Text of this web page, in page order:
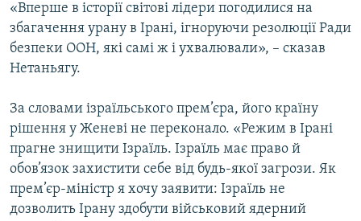
«Вперше в історії світові лідери погодилися на
збагачення урану в Ірані, ігноруючи резолюції Ради
безпеки ООН, які самі ж і ухвалювали», – сказав
Нетаньягу.
За словами ізраїльського прем’єра, його країну
рішення у Женеві не переконало. «Режим в Ірані
прагне знищити Ізраїль. Ізраїль має право й
обов’язок захистити себе від будь-якої загрози. Як
прем’єр-міністр я хочу заявити: Ізраїль не
дозволить Ірану здобути військовий ядерний